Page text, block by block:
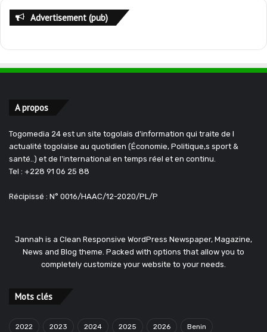
Advertisement (pub)
A propos
Togomedia 24 est un site togolais d'information qui traite de l
actualité togolaise au quotidien (Économie, Politique,s sport &
santé..) et de l'international en temps réel et en continu.
Tel : +228 91 06 25 88
Récipissé : N° 0016/HAAC/12-2020/PL/P
Jannah is a Clean Responsive WordPress Newspaper, Magazine,
News and Blog theme. Packed with options that allow you to
completely customize your website to your needs.
Mots clés
2022 2023 2024 2025 2026 Benin